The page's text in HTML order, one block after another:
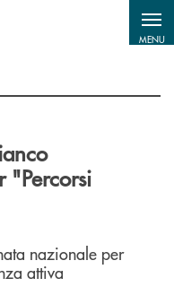
MENU
"Percorsi
nazionale per
attiva